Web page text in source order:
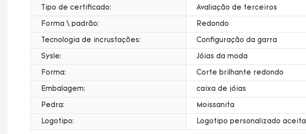
Tipo de certificado: Avaliação de terceiros
Forma \ padrão: Redondo
Tecnologia de incrustações: Configuração da garra
Sysle: Jóias da moda
Forma: Corte brilhante redondo
Embalagem: caixa de jóias
Pedra: Moissanita
Logotipo: Logotipo personalizado aceita